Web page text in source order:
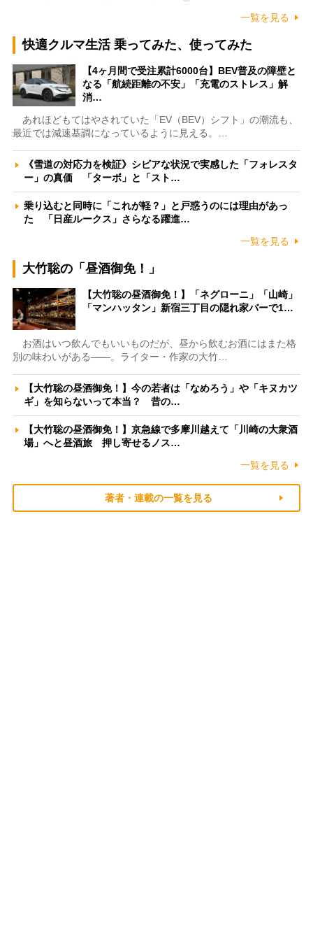
一覧を見る
快適クルマ生活 乗ってみた、使ってみた
【4ヶ月間で受注累計6000台】BEV普及の障壁と
なる「航続距離の不安」「充電のストレス」解
消…
あれほどもてはやされていた「EV（BEV）シフト」の潮流も、
最近では減速基調になっているように見える。…
《雪道の対応力を検証》シビアな状況で実感した「フォレスタ
ー」の真価 「ターボ」と「スト…
乗り込むと同時に「これが軽？」と戸惑うのには理由があっ
た 「日産ルークス」さらなる躍進…
一覧を見る
大竹聡の「昼酒御免！」
【大竹聡の昼酒御免！】「ネグローニ」「山崎」
「マンハッタン」新宿三丁目の隠れ家バーで1…
お酒はいつ飲んでもいいものだが、昼から飲むお酒にはまた格
別の味わいがある――。ライター・作家の大竹…
【大竹聡の昼酒御免！】今の若者は「なめろう」や「キヌカツ
ギ」を知らないって本当？ 昔の…
【大竹聡の昼酒御免！】京急線で多摩川越えて「川崎の大衆酒
場」へと昼酒旅 押し寄せるノス…
一覧を見る
著者・連載の一覧を見る